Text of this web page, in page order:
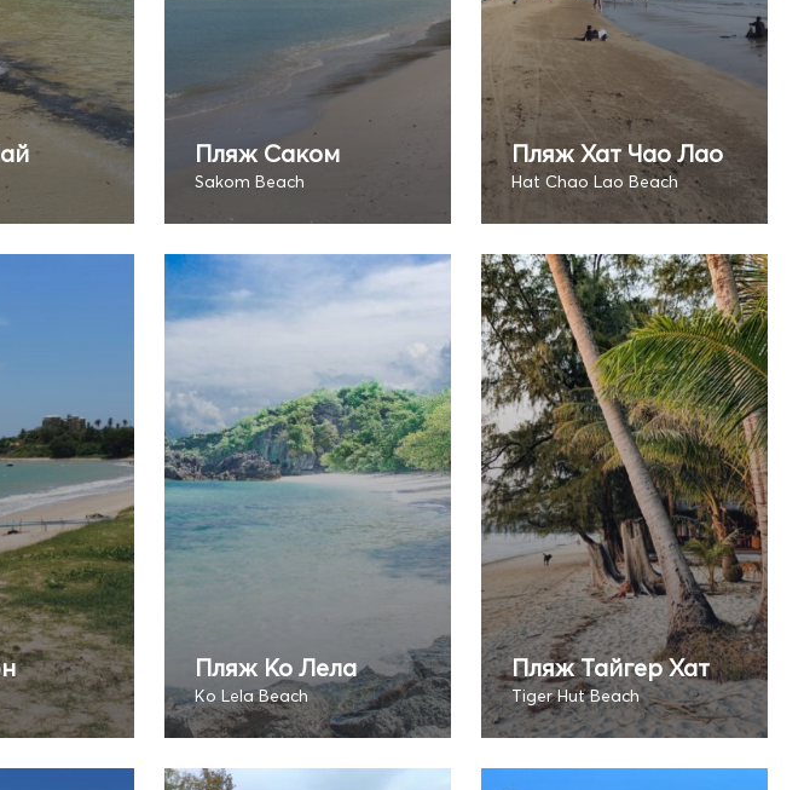
Пляж Саком
Sakom Beach
Пляж Хат Чао Лао
Hat Chao Lao Beach
Пляж Ко Лела
Ko Lela Beach
Пляж Тайгер Хат
Tiger Hut Beach